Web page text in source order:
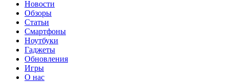
Новости
Обзоры
Статьи
Смартфоны
Ноутбуки
Гаджеты
Обновления
Игры
О нас